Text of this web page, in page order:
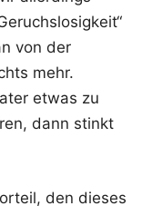
von der
mehr.
etwas zu
dann stinkt
den dieses